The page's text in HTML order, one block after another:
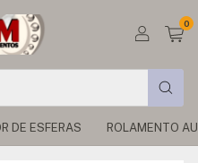
0
DE ESFERAS ROLAMENTO